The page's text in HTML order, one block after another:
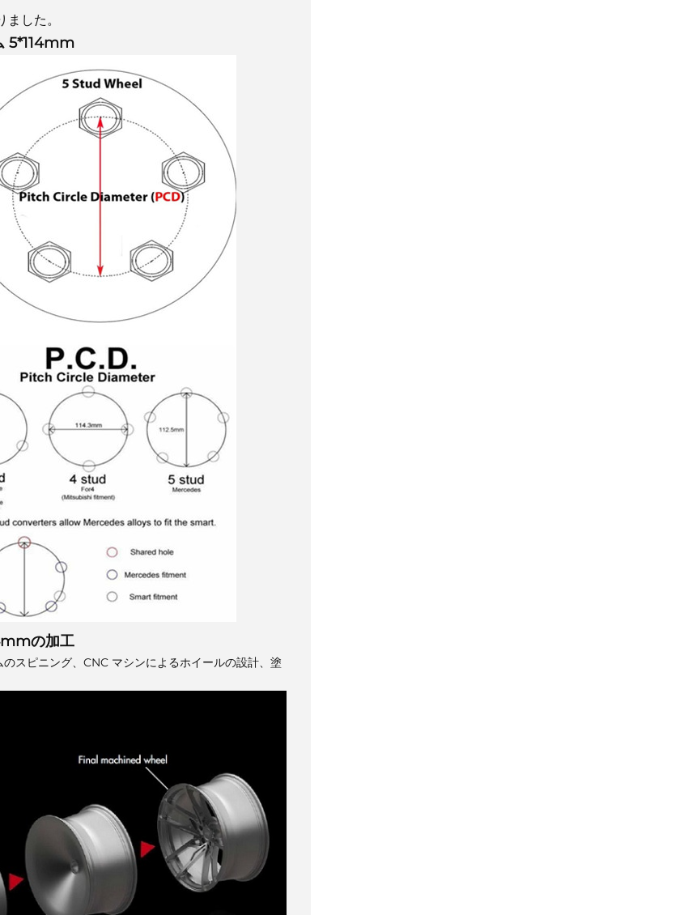
した。
5*114mm
の加工
スピニング、CNC マシンによるホイールの設計、塗